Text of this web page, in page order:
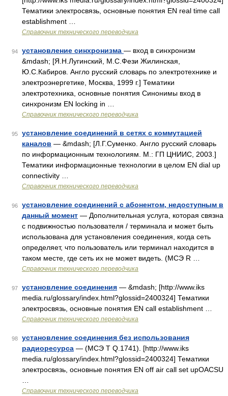
Тематики электросвязь, основные понятия EN real time call
establishment …
Справочник технического переводчика
94 установление синхронизма — вход в синхронизм
&mdash; [Я.Н.Лугинский, М.С.Фези Жилинская,
Ю.С.Кабиров. Англо русский словарь по электротехнике и
электроэнергетике, Москва, 1999 г.] Тематики
электротехника, основные понятия Синонимы вход в
синхронизм EN locking in …
Справочник технического переводчика
95
установление соединений в сетях с коммутацией
каналов — &mdash; [Л.Г.Суменко. Англо русский словарь
по информационным технологиям. М.: ГП ЦНИИС, 2003.]
Тематики информационные технологии в целом EN dial up
connectivity …
Справочник технического переводчика
96
установление соединений с абонентом, недоступным в
данный момент — Дополнительная услуга, которая связна
с подвижностью пользователя / терминала и может быть
использована для установления соединения, когда сеть
определяет, что пользователь или терминал находится в
таком месте, где сеть их не может видеть. (МСЭ R …
Справочник технического переводчика
97 установление соединения — &mdash; [http://www.iks
media.ru/glossary/index.html?glossid=2400324] Тематики
электросвязь, основные понятия EN call establishment …
Справочник технического переводчика
98
установление соединения без использования
радиоресурса — (МСЭ Т Q.1741). [http://www.iks
media.ru/glossary/index.html?glossid=2400324] Тематики
электросвязь, основные понятия EN off air call set upOACSU
Справочник технического переводчика